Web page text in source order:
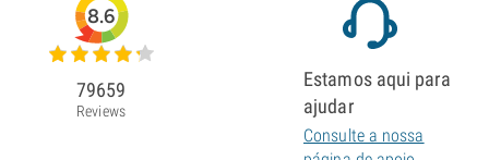
8.6
79659
Reviews
Estamos aqui para
ajudar
Consulte a nossa